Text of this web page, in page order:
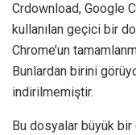
Crdownload, Google
kullanılan geçici bir
Chrome’un
Bunlardan birini
indirilmemiştir.
Bu dosyalar büyük